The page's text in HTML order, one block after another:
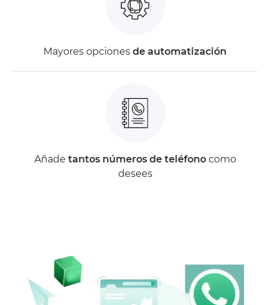
Mayores opciones de automatización
Añade tantos números de teléfonocomo
desees